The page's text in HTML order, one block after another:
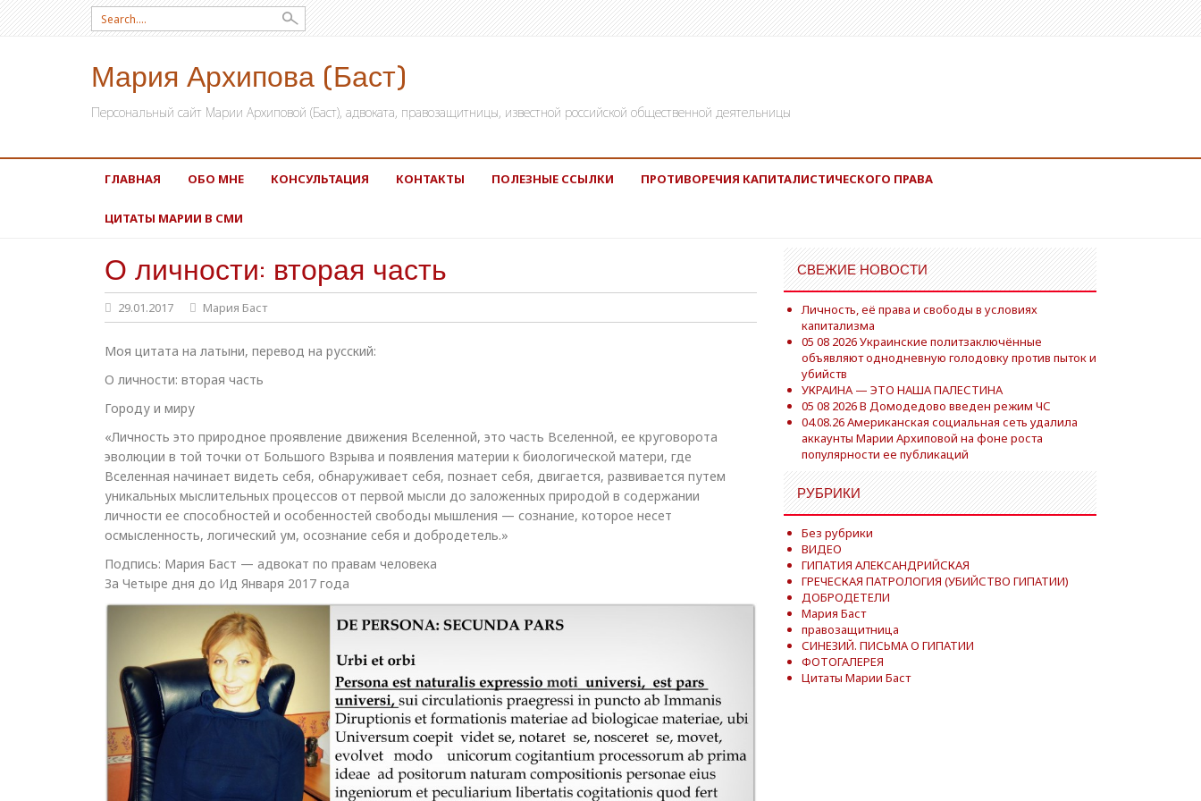
Search for:
Мария Архипова (Баст)
Персональный сайт Марии Архиповой (Баст), адвоката, правозащитницы, известной российской общественной деятельницы
SKIP TO CONTENT
ГЛАВНАЯ ОБО МНЕ КОНСУЛЬТАЦИЯ КОНТАКТЫ ПОЛЕЗНЫЕ ССЫЛКИ ПРОТИВОРЕЧИЯ КАПИТАЛИСТИЧЕСКОГО ПРАВА
ЦИТАТЫ МАРИИ В СМИ
О личности: вторая часть
29.01.2017 Мария Баст
Моя цитата на латыни, перевод на русский:
О личности: вторая часть
Городу и миру
«Личность это природное проявление движения Вселенной, это часть Вселенной, ее круговорота
эволюции в той точки от Большого Взрыва и появления материи к биологической матери, где
Вселенная начинает видеть себя, обнаруживает себя, познает себя, двигается, развивается путем
уникальных мыслительных процессов от первой мысли до заложенных природой в содержании
личности ее способностей и особенностей свободы мышления — сознание, которое несет
осмысленность, логический ум, осознание себя и добродетель.»
Подпись: Мария Баст — адвокат по правам человека
За Четыре дня до Ид Января 2017 года
СВЕЖИЕ НОВОСТИ
Личность, её права и свободы в условиях
капитализма
05 08 2026 Украинские политзаключённые
объявляют однодневную голодовку против пыток и
убийств
УКРАИНА — ЭТО НАША ПАЛЕСТИНА
05 08 2026 В Домодедово введен режим ЧС
04.08.26 Американская социальная сеть удалила
аккаунты Марии Архиповой на фоне роста
популярности ее публикаций
РУБРИКИ
Без рубрики
ВИДЕО
ГИПАТИЯ АЛЕКСАНДРИЙСКАЯ
ГРЕЧЕСКАЯ ПАТРОЛОГИЯ (УБИЙСТВО ГИПАТИИ)
ДОБРОДЕТЕЛИ
Мария Баст
правозащитница
СИНЕЗИЙ. ПИСЬМА О ГИПАТИИ
ФОТОГАЛЕРЕЯ
Цитаты Марии Баст